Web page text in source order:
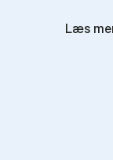
Læs